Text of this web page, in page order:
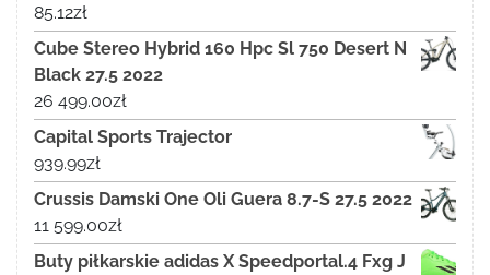
85.12zł
Cube Stereo Hybrid 160 Hpc Sl 750 Desert N
Black 27.5 2022
26 499.00zł
Capital Sports Trajector
939.99zł
Crussis Damski One Oli Guera 8.7-S 27.5 2022
11 599.00zł
Buty piłkarskie adidas X Speedportal.4 Fxg J